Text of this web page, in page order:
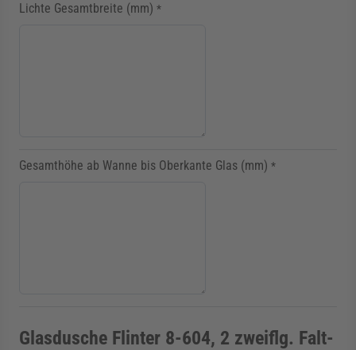
Lichte Gesamtbreite (mm) *
Gesamthöhe ab Wanne bis Oberkante Glas (mm) *
Glasdusche Flinter 8-604, 2 zweiflg. Falt-